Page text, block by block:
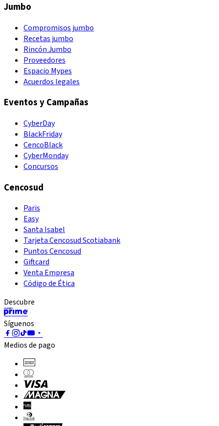
Jumbo
Compromisos jumbo
Recetas jumbo
Rincón Jumbo
Proveedores
Espacio Mypes
Acuerdos legales
Eventos y Campañas
CyberDay
BlackFriday
CencoBlack
CyberMonday
Concursos
Cencosud
Paris
Easy
Santa Isabel
Tarjeta Cencosud Scotiabank
Puntos Cencosud
Giftcard
Venta Empresa
Código de Ética
Descubre
Síguenos
Medios de pago